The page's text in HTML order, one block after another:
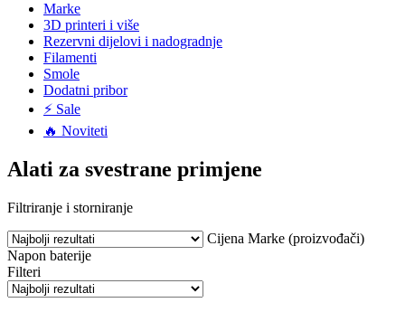
Marke
3D printeri i više
Rezervni dijelovi i nadogradnje
Filamenti
Smole
Dodatni pribor
⚡ Sale
🔥 Noviteti
Alati za svestrane primjene
Filtriranje i storniranje
Cijena Marke (proizvođači)
Napon baterije
Filteri